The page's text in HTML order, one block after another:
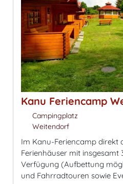
Kanu Feriencamp
Campingplatz
Weitendorf
Im Kanu-Feriencamp direkt
Ferienhäuser mit insgesamt
Verfügung (Aufbettung
und Fahrradtouren sowie